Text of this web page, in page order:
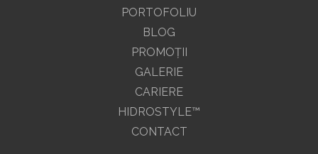
PORTOFOLIU
BLOG
PROMOŢII
GALERIE
CARIERE
HIDROSTYLE™
CONTACT